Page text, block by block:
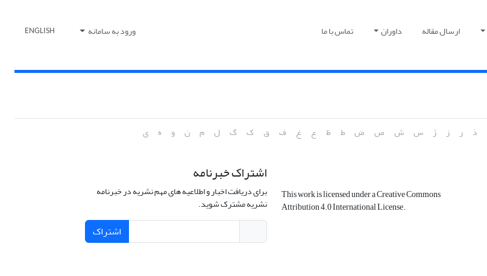
ارسال مقاله داوران تماس با ما ورود به سامانه ENGLISH
ذ ر ز ژ س ش ص ض ط ظ ع غ ف ق ک گ ل م ن و ه ی
This work is licensed under a Creative Commons
Attribution 4.0 International License.
اشتراک خبرنامه
برای دریافت اخبار و اطلاعیه های مهم نشریه در خبرنامه
نشریه مشترک شوید.
اشتراک